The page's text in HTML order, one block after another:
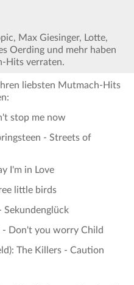
Max Giesinger, Lotte,
Oerding und mehr haben
Hits verraten.
liebsten Mutmach-Hits
stop me now
- Streets of
I'm in Love
little birds
Sekundenglück
- Don't you worry Child
The Killers - Caution